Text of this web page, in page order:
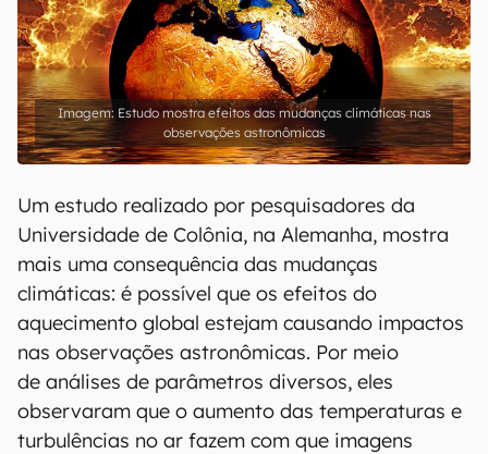
Estudo mostra efeitos das mudanças climáticas nas
observações astronômicas
Um estudo realizado por pesquisadores da
Universidade de Colônia, na Alemanha, mostra
mais uma consequência das mudanças
climáticas: é possível que os efeitos do
aquecimento global estejam causando impactos
nas observações astronômicas. Por meio
de análises de parâmetros diversos, eles
observaram que o aumento das temperaturas e
turbulências no ar fazem com que imagens